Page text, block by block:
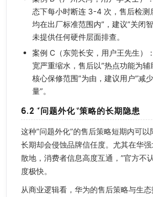
态下每小时断连 3-4 次，售后检测
均在出厂标准范围内”，建议”关闭
未提供任何硬件层面排查。
案例 C（东莞长安，用户王先生）
宽严重缩水，售后以”热点功能为
核心保修范围”为由，建议用户”减
量”。
6.2 “问题外化”策略的长期隐患
这种”问题外化”的售后策略短期内可以
长期却会侵蚀品牌信任度。尤其在华
散地，消费者信息高度互通，”官方不
度极快。
从商业逻辑看，华为的售后策略与生